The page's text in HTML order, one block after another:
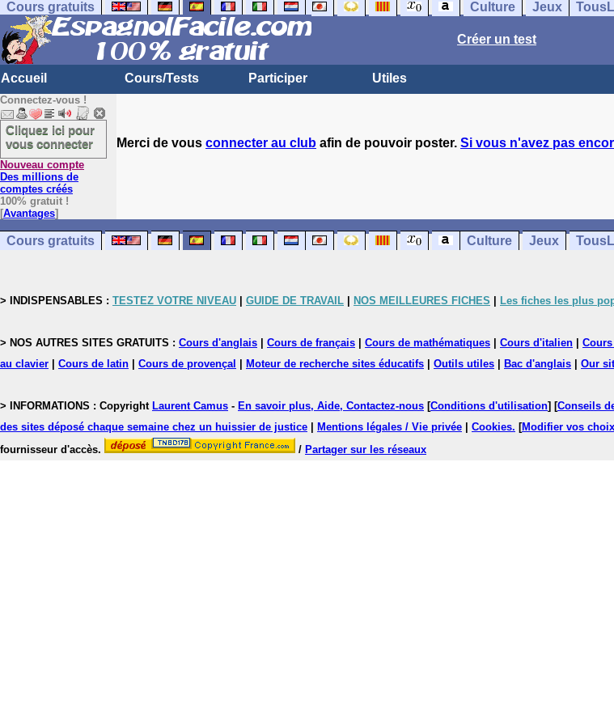
Cours gratuits Culture Jeux
Créer un test
Accueil Cours/Tests Participer Utiles
Connectez-vous !
Cliquez ici pour
vous connecter
Nouveau compte
Des millions de
comptes créés
100% gratuit !
[Avantages]
Merci de vous connecter au club afin de pouvoir poster. Si vous n'avez pas
Cours gratuits Culture Jeux
> INDISPENSABLES : TESTEZ VOTRE NIVEAU GUIDE DE TRAVAIL NOS MEILLEURES FICHES Les fiches les plus
> NOS AUTRES SITES GRATUITS : Cours d'anglais Cours de français Cours de mathématiques Cours d'italien
au clavier
Cours de latin Cours de provençal Moteur de recherche sites éducatifs Outils utiles Bac d'anglais Our
> INFORMATIONS : Copyright Laurent Camus - En savoir plus, Aide, Contactez-nous [Conditions d'utilisation] [Conseils
des sites déposé chaque semaine chez un huissier de justice
Mentions légales / Vie privée Cookies. [Modifier vos choix
fournisseur d'accès.
/ Partager sur les réseaux